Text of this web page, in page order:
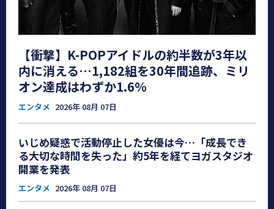
【衝撃】K-POPアイドルの約半数が3年以
内に消える…1,182組を30年間追跡、ミリ
オン達成はわずか1.6％
エンタメ 2026年 08月 07日
いじめ疑惑で活動停止した女優は今…「成長でき
る大切な時間を失った」約5年を経てヨガスタジオ
開業を発表
エンタメ 2026年 08月 07日